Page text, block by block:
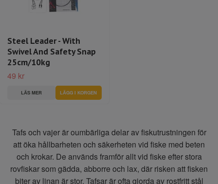
Steel Leader - With
Swivel And Safety Snap
25cm/10kg
49 kr
LÄS MER
Tafs och vajer är oumbärliga delar av fiskutrustningen för
att öka hållbarheten och säkerheten vid fiske med beten
och krokar. De används framför allt vid fiske efter stora
rovfiskar som gädda, abborre och lax, där risken att fisken
biter av linan är stor. Tafsar är ofta gjorda av rostfritt stål